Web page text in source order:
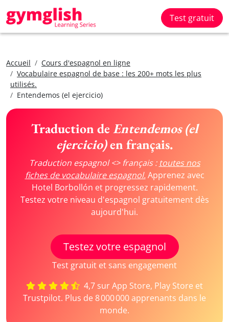
Test gratuit
Accueil
Cours d'espagnol en ligne
Vocabulaire espagnol de base : les 200+ mots les plus
utilisés.
Entendemos (el ejercicio)
Traduction deEntendemos (el
ejercicio)en français.
Traduction espagnol <> français : toutes nos
fiches de vocabulaire espagnol.Apprenez avec
Hotel Borbollón et progressez rapidement.
Testez votre niveau d'espagnol gratuitement dès
aujourd'hui.
Testez votre espagnol
Test gratuit et sans engagement
4,7 sur App Store, Play Store et
Trustpilot. Plus de 8 000 000 apprenants dans le
monde.